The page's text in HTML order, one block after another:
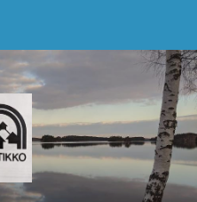
Putikko - kyläyhdistys